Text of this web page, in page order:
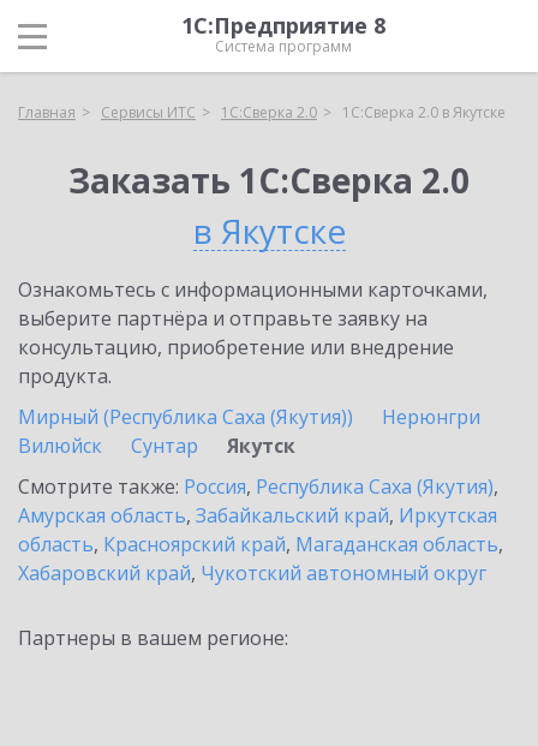
1С:Предприятие 8
Система программ
Главная Сервисы ИТС 1С:Сверка 2.0 1С:Сверка 2.0 в Якутске
Заказать 1С:Сверка 2.0
в Якутске
Ознакомьтесь с информационными карточками,
выберите партнёра и отправьте заявку на
консультацию, приобретение или внедрение
продукта.
Мирный (Республика Саха (Якутия))
Нерюнгри
Вилюйск
Сунтар
Якутск
Смотрите также: Россия, Республика Саха (Якутия),
Амурская область, Забайкальский край, Иркутская
область, Красноярский край, Магаданская область,
Хабаровский край, Чукотский автономный округ
Партнеры в вашем регионе: